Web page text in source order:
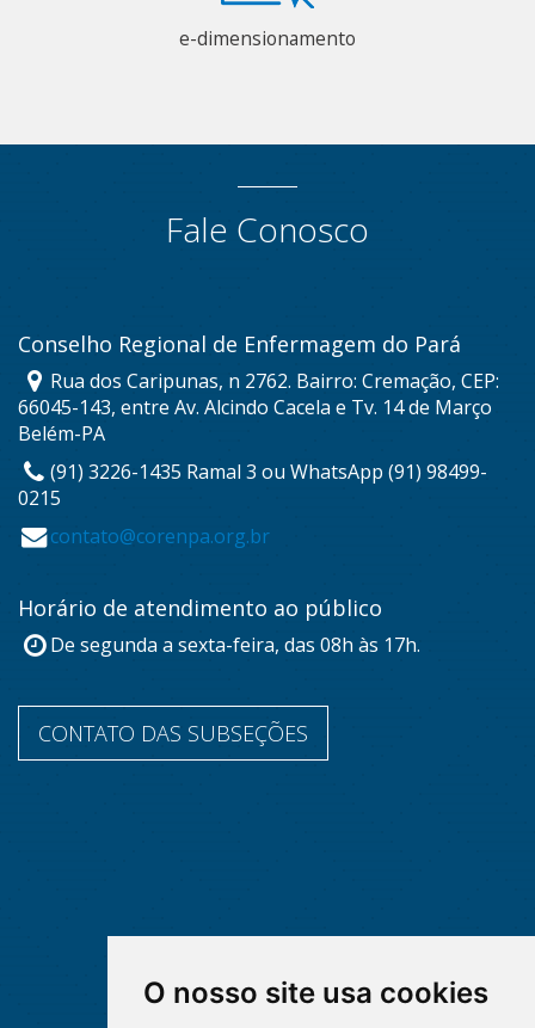
O nosso site usa cookies
e-dimensionamento
Fale Conosco
Conselho Regional de Enfermagem do Pará
Rua dos Caripunas, n 2762. Bairro: Cremação, CEP:
66045-143, entre Av. Alcindo Cacela e Tv. 14 de Março
Belém-PA
(91) 3226-1435 Ramal 3 ou WhatsApp (91) 98499-
0215
contato@corenpa.org.br
Horário de atendimento ao público
De segunda a sexta-feira, das 08h às 17h.
CONTATO DAS SUBSEÇÕES